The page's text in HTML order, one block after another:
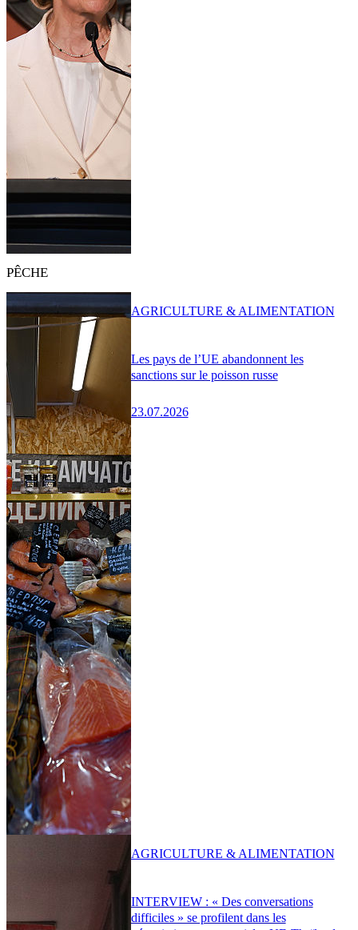
PÊCHE
Les pays de l’UE abandonnent les
sanctions sur le poisson russe
23.07.2026
AGRICULTURE & ALIMENTATION
INTERVIEW : « Des conversations
difficiles » se profilent dans les
AGRICULTURE & ALIMENTATION